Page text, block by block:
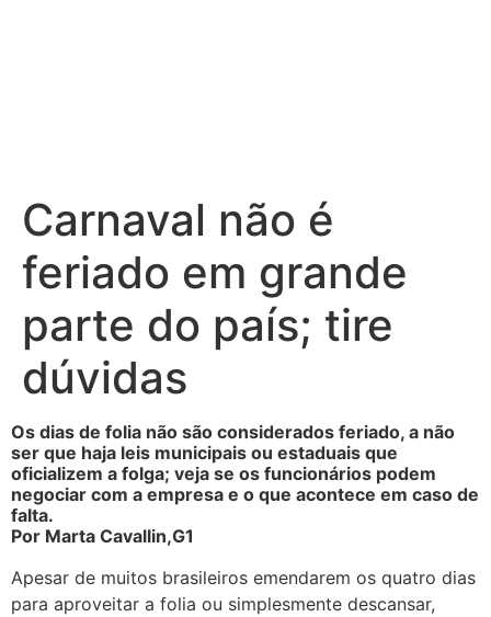
Carnaval não é
feriado em grande
parte do país; tire
dúvidas
Os dias de folia não são considerados feriado, a não
ser que haja leis municipais ou estaduais que
oficializem a folga; veja se os funcionários podem
negociar com a empresa e o que acontece em caso de
falta.
Por Marta Cavallin,G1
Apesar de muitos brasileiros emendarem os quatro dias
para aproveitar a folia ou simplesmente descansar,